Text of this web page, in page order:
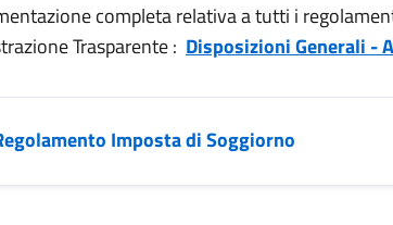
completa relativa a tutti i
Trasparente : Disposizioni Generali -
Imposta di Soggiorno